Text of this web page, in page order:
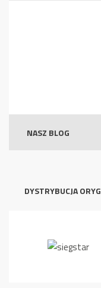
NASZ BLOG
DYSTRYBUCJA